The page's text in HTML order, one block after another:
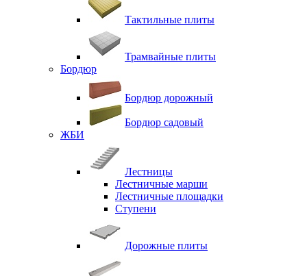
Тактильные плиты
Трамвайные плиты
Бордюр
Бордюр дорожный
Бордюр садовый
ЖБИ
Лестницы
Лестничные марши
Лестничные площадки
Ступени
Дорожные плиты